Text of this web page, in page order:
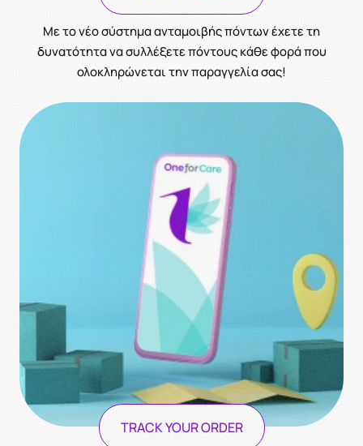
Με το νέο σύστημα ανταμοιβής πόντων έχετε τη
δυνατότητα να συλλέξετε πόντους κάθε φορά που
ολοκληρώνεται την παραγγελία σας!
TRACK YOUR ORDER